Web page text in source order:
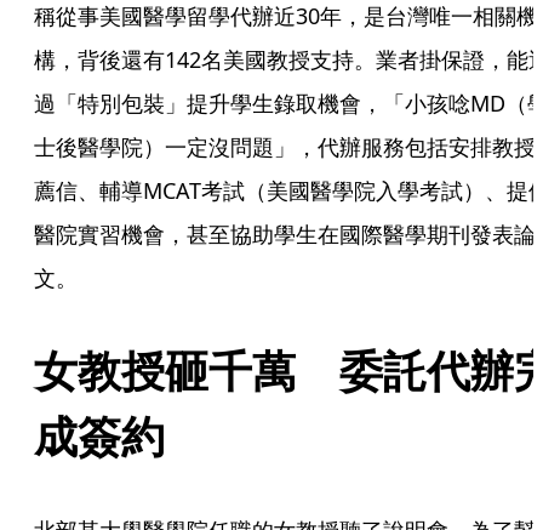
稱從事美國醫學留學代辦近30年，是台灣唯一相關機
構，背後還有142名美國教授支持。業者掛保證，能
過「特別包裝」提升學生錄取機會，「小孩唸MD（
士後醫學院）一定沒問題」，代辦服務包括安排教授
薦信、輔導MCAT考試（美國醫學院入學考試）、提
醫院實習機會，甚至協助學生在國際醫學期刊發表論
文。
女教授砸千萬　委託代辦
成簽約